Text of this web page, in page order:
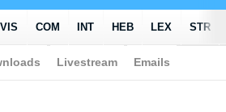
Staten Vertaling > Ezekiel 12